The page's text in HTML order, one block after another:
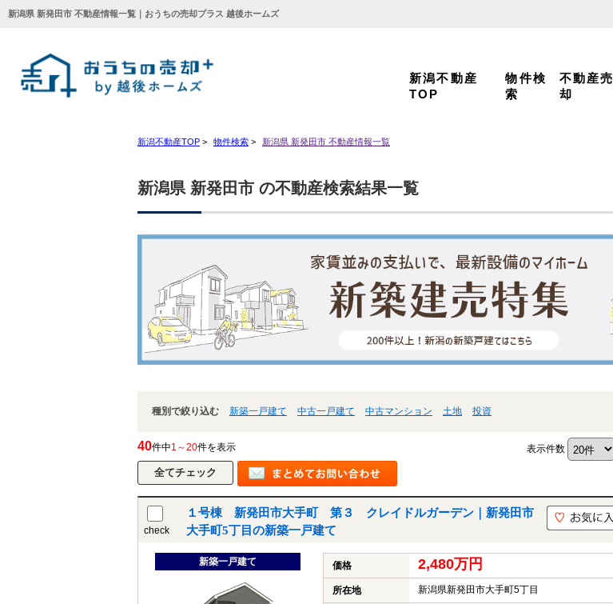
新潟県 新発田市 不動産情報一覧｜おうちの売却プラス 越後ホームズ
新潟不動産
TOP
物件検
索
不動産売
却
新潟不動産TOP > 物件検索 > 新潟県 新発田市 不動産情報一覧
新潟県 新発田市 の不動産検索結果一覧
種別で絞り込む 新築一戸建て 中古一戸建て 中古マンション 土地 投資
40件中1～20件を表示 表示件数
check
１号棟 新発田市大手町 第３ クレイドルガーデン｜新発田市
大手町5丁目の新築一戸建て
新築一戸建て 価格 2,480万円
所在地 新潟県新発田市大手町5丁目